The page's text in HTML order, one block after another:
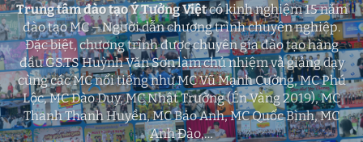
Trung tâm đào tạo Ý Tưởng Việtcó kinh nghiệm 15 năm
đào tạo MC – Người dẫn chương trình chuyên nghiệp.
Đặc biệt, chương trình được chuyên gia đào tạo hàng
đầu GS.TS Huỳnh Văn Sơn làm chủ nhiệm và giảng dạy
cùng các MC nổi tiếng như MC Vũ Mạnh Cường, MC Phú
Lộc, MC Đào Duy, MC Nhật Trường (Én Vàng 2019), MC
Thanh Thanh Huyền, MC Bảo Anh, MC Quốc Bình, MC
Anh Đào,…